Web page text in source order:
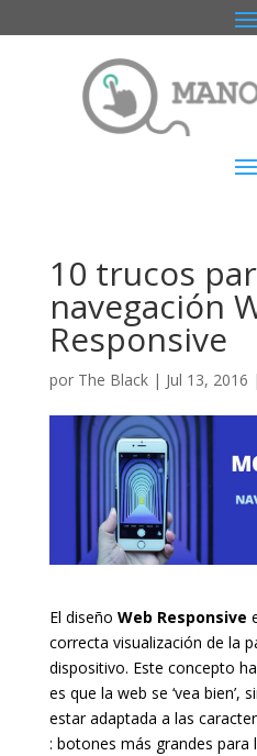
10 trucos
navegación
Responsive
por The Black| Jul 13, 2016 |
El diseño Web Responsive
correcta visualización de la
dispositivo. Este concepto
es que la web se ‘vea bien’,
estar adaptada a las
: botones más grandes para